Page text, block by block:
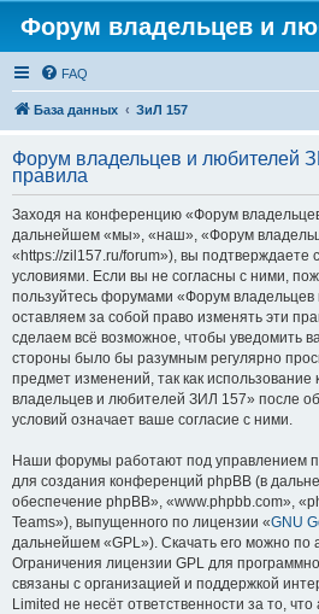
Форум владельцев и
FAQ
База данных ЗиЛ 157
Форум владельцев и любителей
правила
Заходя на конференцию «Форум
дальнейшем «мы», «наш», «Форум
«https://zil157.ru/forum»), вы подтверждаете
условиями. Если вы не согласны с ними,
пользуйтесь форумами «Форум
оставляем за собой право изменять эти
сделаем всё возможное, чтобы уведомить
стороны было бы разумным регулярно
предмет изменений, так как
владельцев и любителей ЗИЛ 157» после
условий означает ваше согласие с ними.
Наши форумы работают под управлением
для создания конференций phpBB (в
обеспечение phpBB», «www.phpbb.com»,
Teams»), выпущенного по лицензии «GNU
дальнейшем «GPL»). Скачать его можно по
Ограничения лицензии GPL для
связаны с организацией и поддержкой
Limited не несёт ответственности за то,